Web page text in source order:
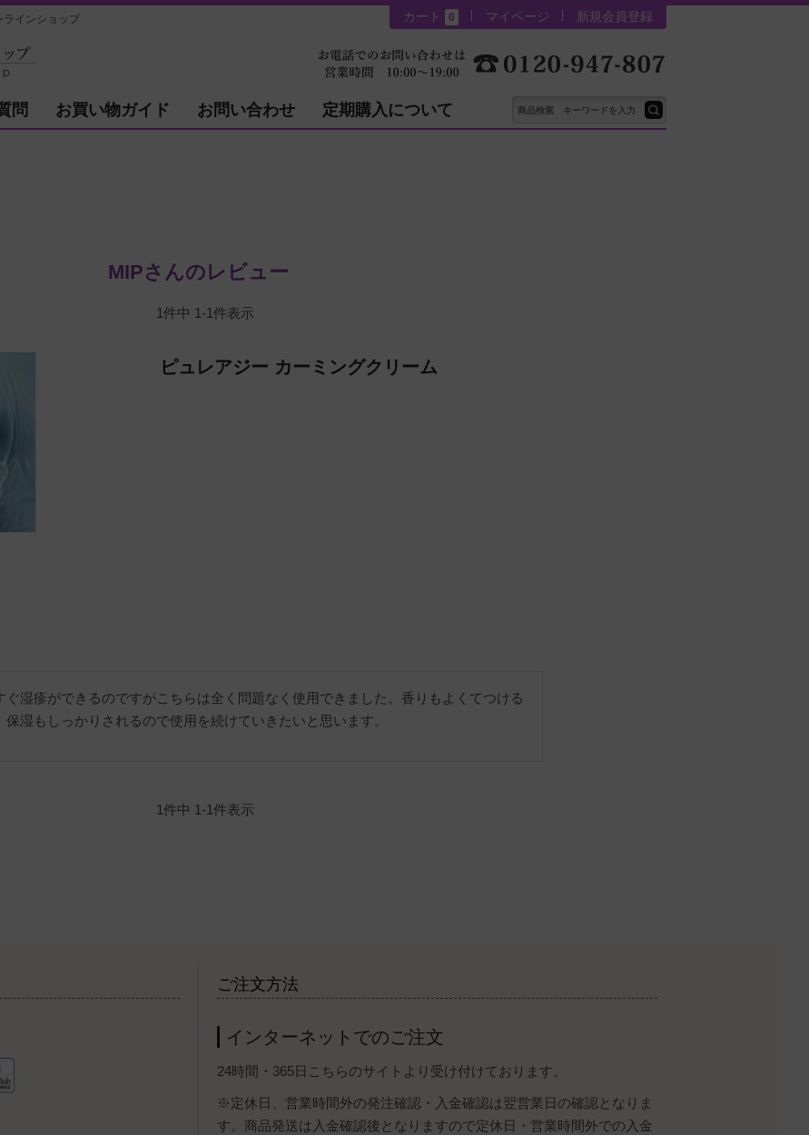
インショップ カート 0 マイページ 新規会員登録
問 お買い物ガイド お問い合わせ 定期購入について
MIPさんのレビュー
1件中 1-1件表示
ピュレアジー カーミングクリーム
ぐ湿疹ができるのですがこちらは全く問題なく使用できました。香りもよくてつける
保湿もしっかりされるので使用を続けていきたいと思います。
1件中 1-1件表示
ご注文方法
インターネットでのご注文
24時間・365日こちらのサイトより受け付けております。
※定休日、営業時間外の発注確認・入金確認は翌営業日の確認となりま
す。商品発送は入金確認後となりますので定休日・営業時間外での入金